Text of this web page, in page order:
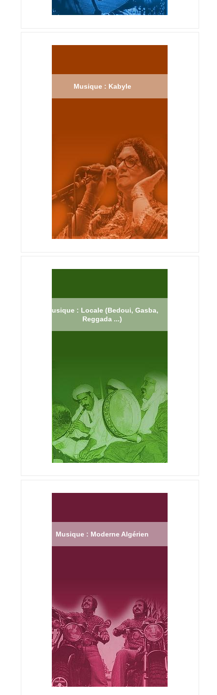
Musique : Kabyle
Musique : Locale (Bedoui, Gasba,
Reggada ...)
Musique : Moderne Algérien